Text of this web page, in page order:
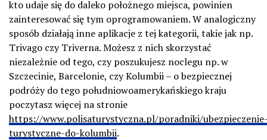
kto udaje się do daleko położnego miejsca, powinien
zainteresować się tym oprogramowaniem. W analogiczny
sposób działają inne aplikacje z tej kategorii, takie jak np.
Trivago czyTriverna. Możesz z nich skorzystać
niezależnie od tego, czy poszukujesz noclegu np. w
Szczecinie, Barcelonie, czy Kolumbii – o bezpiecznej
podróży do tego południowoamerykańskiego kraju
poczytasz więcej na stronie
https://www.polisaturystyczna.pl/poradniki/
turystyczne-do-kolumbii.